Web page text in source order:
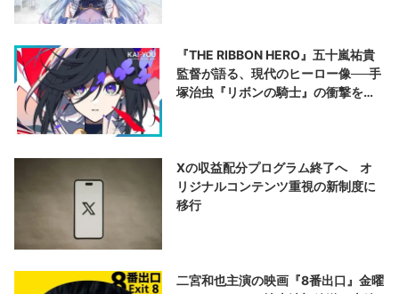
『THE RIBBON HERO』五十嵐祐貴
監督が語る、現代のヒーロー像──手
塚治虫『リボンの騎士』の衝撃を再
Xの収益配分プログラム終了へ オ
リジナルコンテンツ重視の新制度に
移行
二宮和也主演の映画『8番出口』金曜